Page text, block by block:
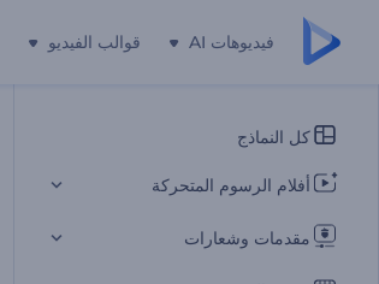
فيديوهات AI قوالب الفيديو
كل النماذج
أفلام الرسوم المتحركة
مقدمات وشعارات